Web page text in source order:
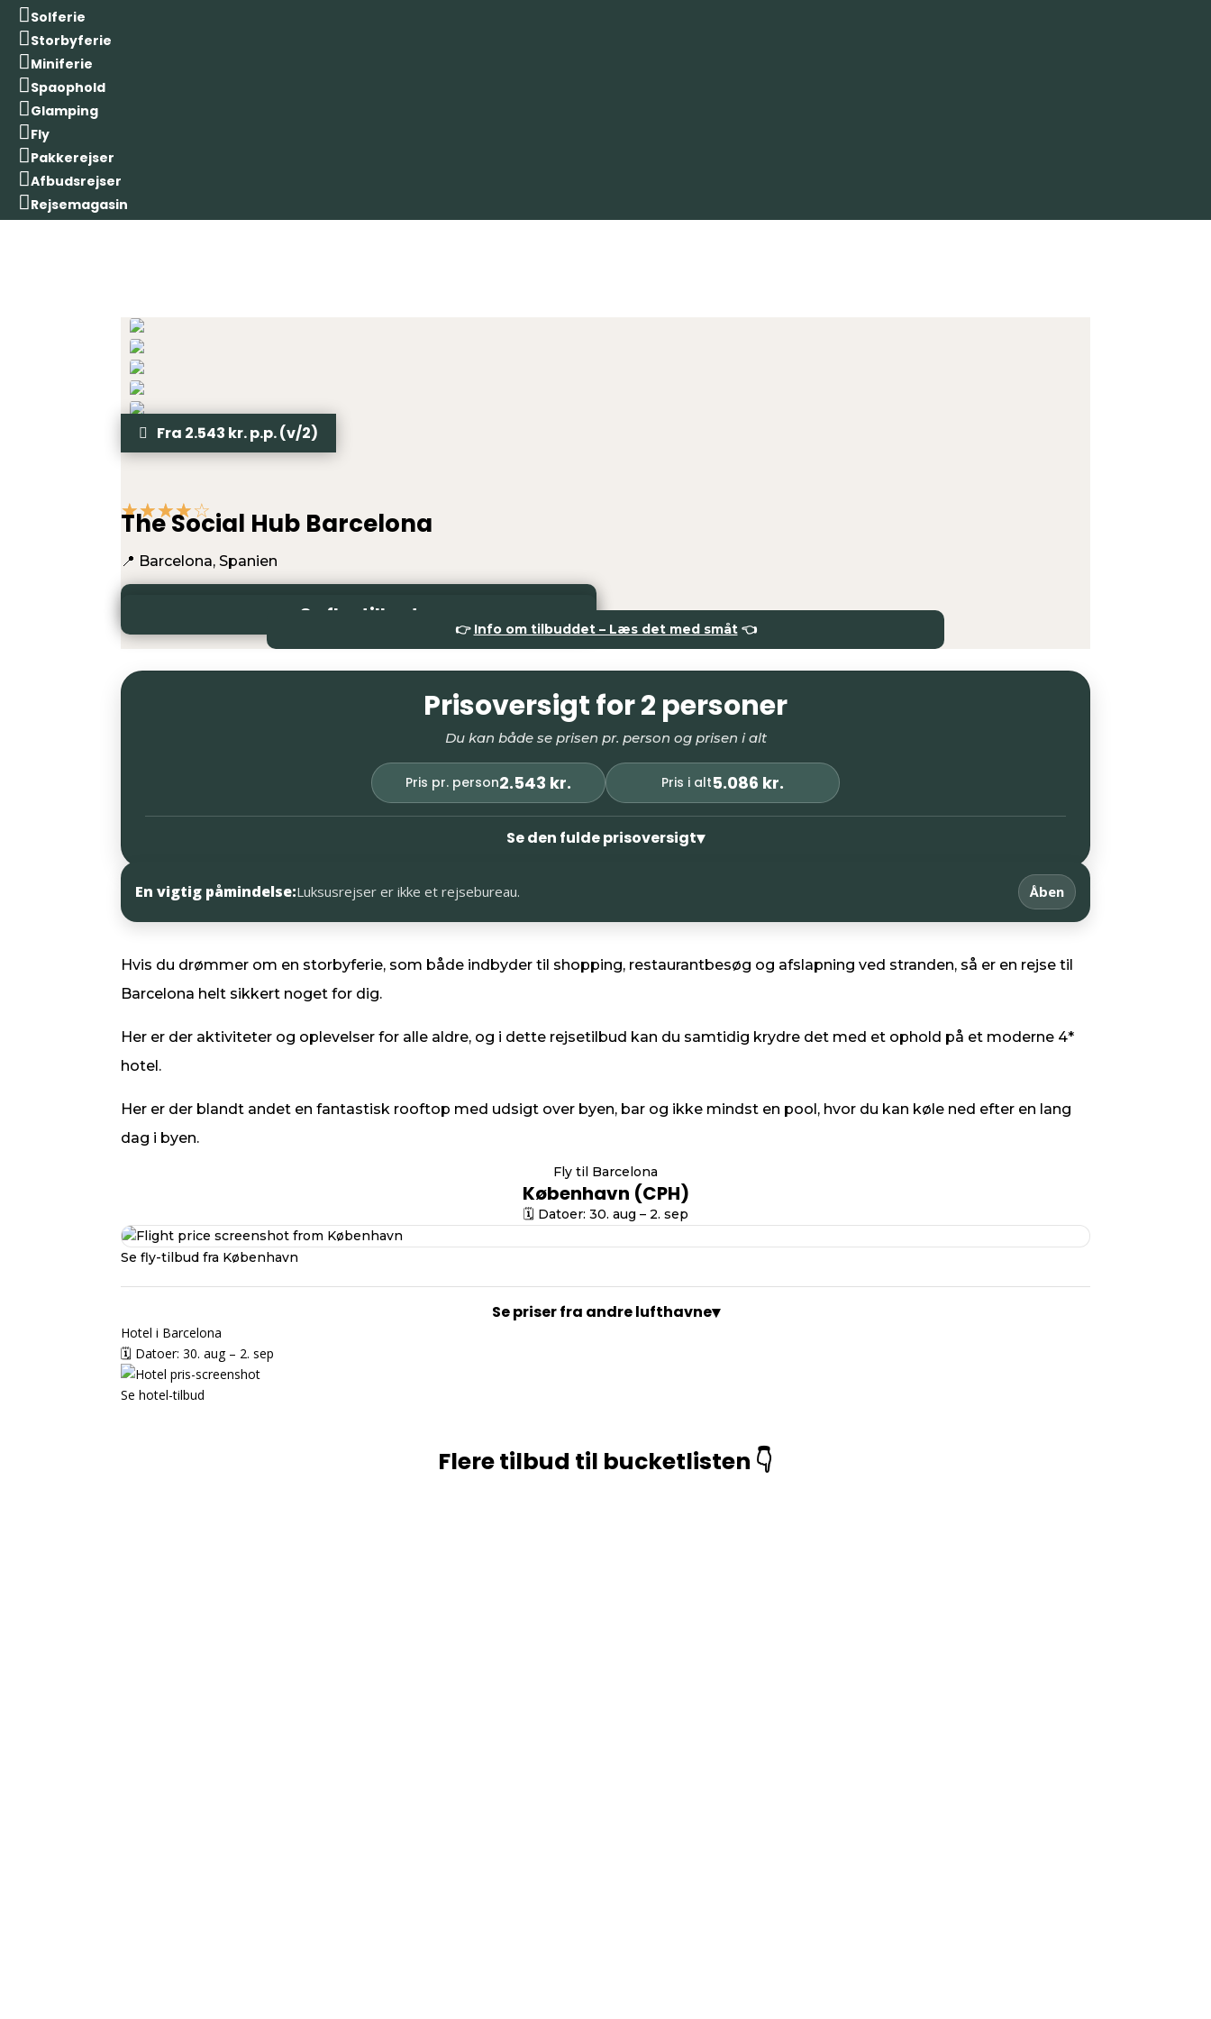
Solferie
Storbyferie
Miniferie
Spaophold
Glamping
Fly
Pakkerejser
Afbudsrejser
Rejsemagasin
Fra 2.543 kr. p.p. (v/2)
☆☆☆☆☆
The Social Hub Barcelona
📍 Barcelona, Spanien
✅ Se hotel-tilbud
Se fly-tilbud
👉 Info om tilbuddet – Læs det med småt👈
Prisoversigt for 2 personer
Du kan både se prisen pr. person og prisen i alt
Pris pr. person2.543 kr. Pris i alt5.086 kr.
Se den fulde prisoversigt▾
En vigtig påmindelse:Luksusrejser er ikke et rejsebureau. Åben
Hvis du drømmer om en storbyferie, som både indbyder til shopping, restaurantbesøg og afslapning ved stranden, så er en rejse til
Barcelona helt sikkert noget for dig.
Her er der aktiviteter og oplevelser for alle aldre, og i dette rejsetilbud kan du samtidig krydre det med et ophold på et moderne 4*
hotel.
Her er der blandt andet en fantastisk rooftop med udsigt over byen, bar og ikke mindst en pool, hvor du kan køle ned efter en lang
dag i byen.
Fly til Barcelona
København (CPH)
🗓️ Datoer: 30. aug – 2. sep
Se fly-tilbud fra København
Se priser fra andre lufthavne▾
Hotel i Barcelona
🗓️ Datoer: 30. aug – 2. sep
Se hotel-tilbud
Flere tilbud til bucketlisten 👇